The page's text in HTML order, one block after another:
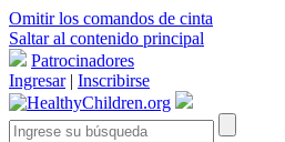
Omitir los comandos de cinta
Saltar al contenido principal
Patrocinadores
Ingresar| Inscribirse